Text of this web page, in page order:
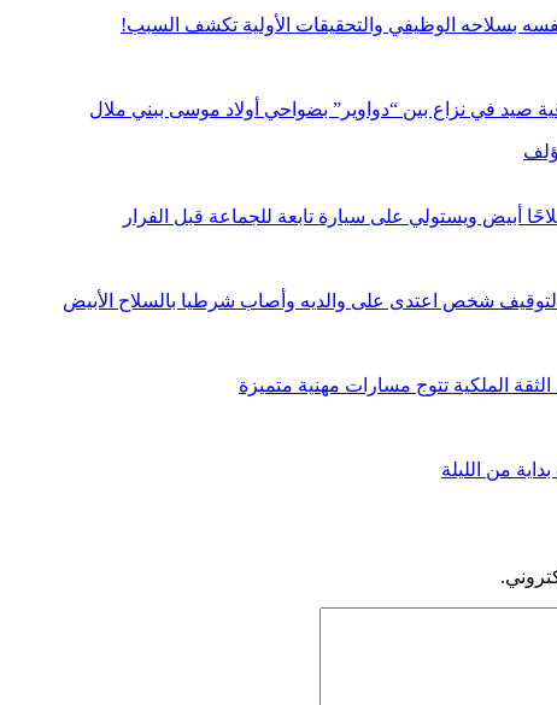
بسلاحه الوظيفي والتحقيقات الأولية تكشف السبب!
أبيض ويستولي على سيارة تابعة للجماعة قبل الفرار
شخص اعتدى على والديه وأصاب شرطيا بالسلاح الأبيض
الملكية تتوج مسارات مهنية متميزة
من الليلة